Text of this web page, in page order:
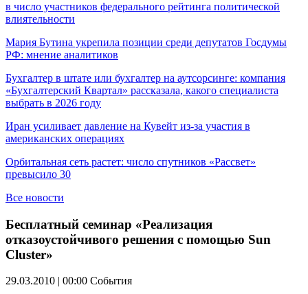
в число участников федерального рейтинга политической
влиятельности
Мария Бутина укрепила позиции среди депутатов Госдумы
РФ: мнение аналитиков
Бухгалтер в штате или бухгалтер на аутсорсинге: компания
«Бухгалтерский Квартал» рассказала, какого специалиста
выбрать в 2026 году
Иран усиливает давление на Кувейт из-за участия в
американских операциях
Орбитальная сеть растет: число спутников «Рассвет»
превысило 30
Все новости
Бесплатный семинар «Реализация
отказоустойчивого решения с помощью Sun
Cluster»
29.03.2010 | 00:00 События